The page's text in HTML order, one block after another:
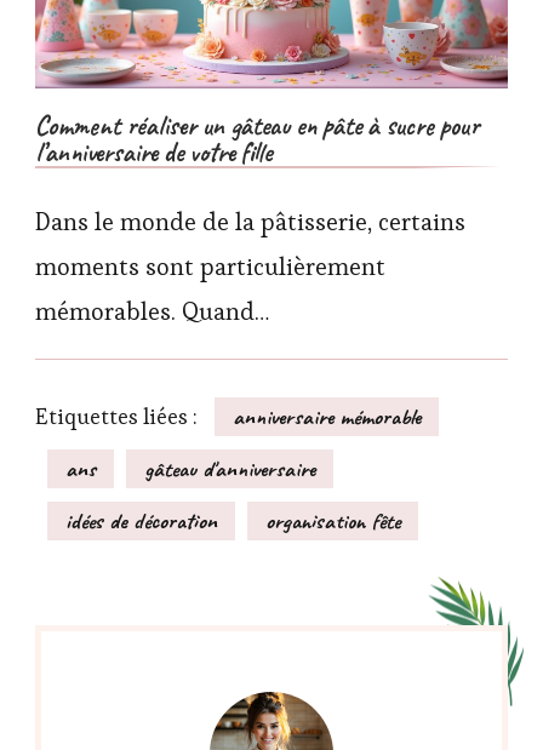
Comment réaliser un gâteau en pâte à sucre pour
l’anniversaire de votre fille
Dans le monde de la pâtisserie, certains
moments sont particulièrement
mémorables. Quand…
Etiquettes liées :
anniversaire mémorable
ans
gâteau d'anniversaire
idées de décoration
organisation fête